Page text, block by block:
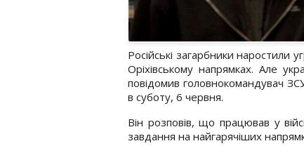
Російські загарбники наростили
Оріхівському напрямках. Але
повідомив головнокомандувач
в суботу, 6 червня.
Він розповів, що працював у
завдання на найгарячіших